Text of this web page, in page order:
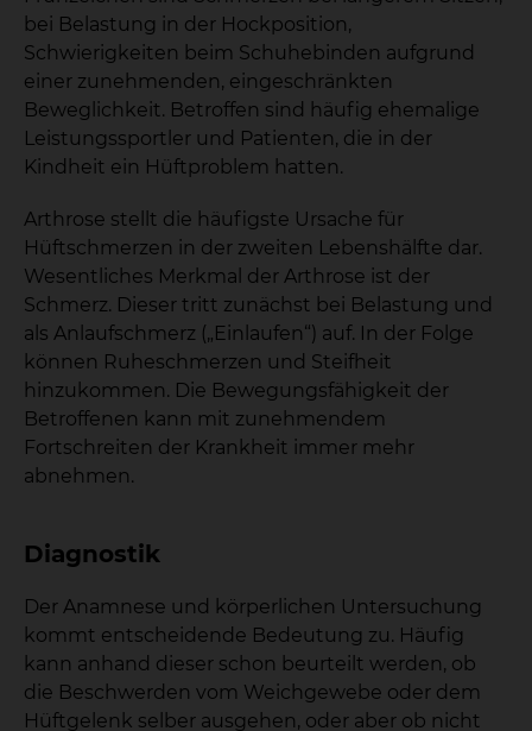
bei Belastung in der Hockposition,
Schwierigkeiten beim Schuhebinden aufgrund
einer zunehmenden, eingeschränkten
Beweglichkeit. Betroffen sind häufig ehemalige
Leistungssportler und Patienten, die in der
Kindheit ein Hüftproblem hatten.
Arthrose stellt die häufigste Ursache für
Hüftschmerzen in der zweiten Lebenshälfte dar.
Wesentliches Merkmal der Arthrose ist der
Schmerz. Dieser tritt zunächst bei Belastung und
als Anlaufschmerz („Einlaufen“) auf. In der Folge
können Ruheschmerzen und Steifheit
hinzukommen. Die Bewegungsfähigkeit der
Betroffenen kann mit zunehmendem
Fortschreiten der Krankheit immer mehr
abnehmen.
Diagnostik
Der Anamnese und körperlichen Untersuchung
kommt entscheidende Bedeutung zu. Häufig
kann anhand dieser schon beurteilt werden, ob
die Beschwerden vom Weichgewebe oder dem
Hüftgelenk selber ausgehen, oder aber ob nicht